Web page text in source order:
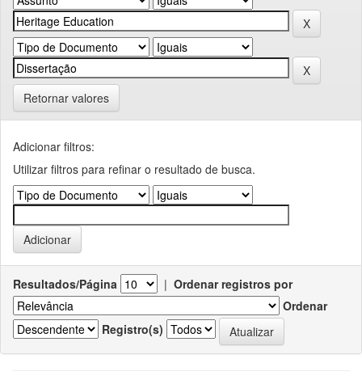
Retornar valores
Adicionar filtros:
Utilizar filtros para refinar o resultado de busca.
Resultados/Página | Ordenar registros por
Ordenar
Registro(s)